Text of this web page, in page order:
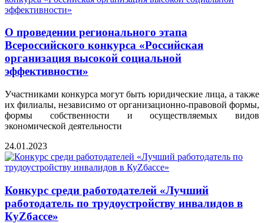
О проведении регионального этапа
Всероссийского конкурса «Российская
организация высокой социальной
эффективности»
Участниками конкурса могут быть юридические лица, а также
их филиалы, независимо от организационно-правовой формы,
формы собственности и осуществляемых видов
экономической деятельности
24.01.2023
Конкурс среди работодателей «Лучший
работодатель по трудоустройству инвалидов в
КуZбассе»